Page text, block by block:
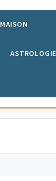
MAISON
ASTROLOGIE